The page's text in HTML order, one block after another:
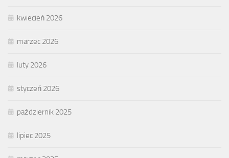
kwiecień 2026
marzec 2026
luty 2026
styczeń 2026
październik 2025
lipiec 2025